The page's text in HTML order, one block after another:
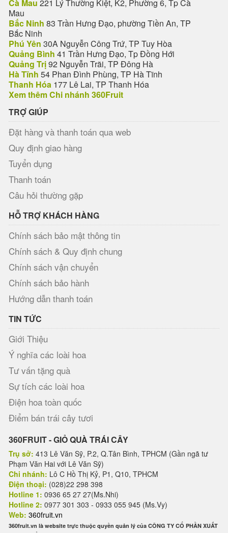
Cà Mau 221 Lý Thường Kiệt, K2, Phường 6, Tp Cà
Mau
Bắc Ninh 83 Trần Hưng Đạo, phường Tiền An, TP
Bắc Ninh
Phú Yên 30A Nguyễn Công Trứ, TP Tuy Hòa
Quảng Bình 41 Trần Hưng Đạo, Tp Đồng Hới
Quảng Trị92 Nguyễn Trãi, TP Đông Hà
Hà Tĩnh 54 Phan Đình Phùng, TP Hà Tĩnh
Thanh Hóa 177 Lê Lai, TP Thanh Hóa
Xem thêm Chi nhánh 360Fruit
TRỢ GIÚP
Đặt hàng và thanh toán qua web
Quy định giao hàng
Tuyển dụng
Thanh toán
Câu hỏi thường gặp
HỖ TRỢ KHÁCH HÀNG
Chính sách bảo mật thông tin
Chính sách & Quy định chung
Chính sách vận chuyển
Chính sách bảo hành
Hướng dẫn thanh toán
TIN TỨC
Giới Thiệu
Ý nghĩa các loài hoa
Tư vấn tặng quà
Sự tích các loài hoa
Điện hoa toàn quốc
Điểm bán trái cây tươi
360FRUIT - GIỎ QUÀ TRÁI CÂY
Trụ sở: 413 Lê Văn Sỹ, P.2, Q.Tân Bình, TPHCM (Gần ngã tư
Phạm Văn Hai với Lê Văn Sỹ)
Chi nhánh: Lô C Hồ Thị Kỷ, P1, Q10, TPHCM
Điện thoại: (028)22 298 398
Hotline 1: 0936 65 27 27(Ms.Nhi)
Hotline 2: 0977 301 303 - 0933 055 945 (Ms.Vy)
Web: 360fruit.vn
360fruit.vn là website trực thuộc quyền quản lý của CÔNG TY CỔ PHẦN XUẤT